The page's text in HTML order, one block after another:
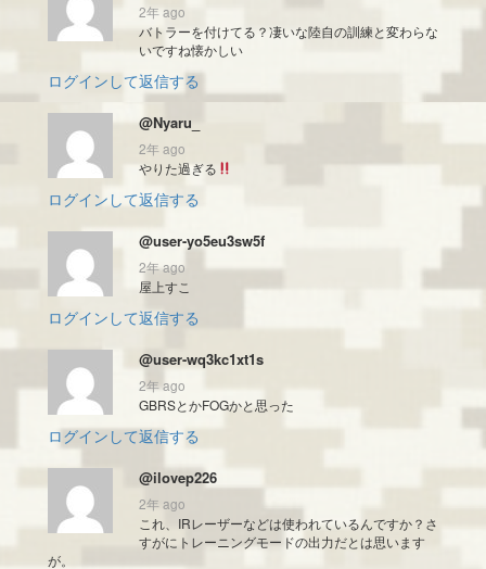
2年 ago
バトラーを付けてる？凄いな陸自の訓練と変わらな
いですね懐かしい
ログインして返信する
@Nyaru_
2年 ago
やりた過ぎる
ログインして返信する
@user-yo5eu3sw5f
2年 ago
屋上すこ
ログインして返信する
@user-wq3kc1xt1s
2年 ago
GBRSとかFOGかと思った
ログインして返信する
@ilovep226
2年 ago
これ、IRレーザーなどは使われているんですか？さ
すがにトレーニングモードの出力だとは思います
が。